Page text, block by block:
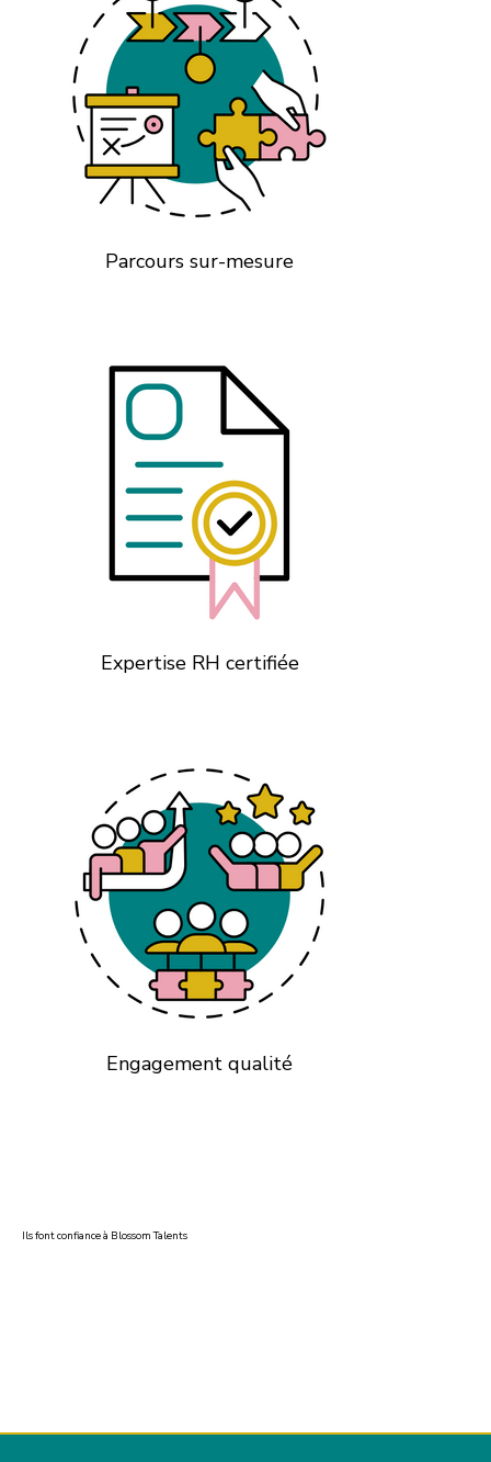
Expertise RH certifiée
Parcours sur-mesure
Engagement qualité
Ils font confiance à Blossom Talents